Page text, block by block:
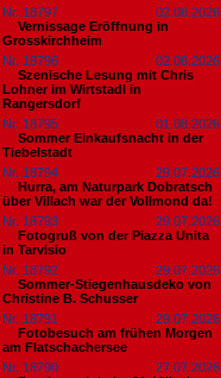
Nr. 18797
02.08.2026
Vernissage Eröffnung in
Grosskirchheim
Nr. 18796
02.08.2026
Szenische Lesung mit Chris
Lohner im Wirtstadl in
Rangersdorf
Nr. 18795
01.08.2026
Sommer Einkaufsnacht in der
Tiebelstadt
Nr. 18794
29.07.2026
Hurra, am Naturpark Dobratsch
über Villach war der Vollmond da!
Nr. 18793
29.07.2026
Fotogruß von der Piazza Unita
in Tarvisio
Nr. 18792
29.07.2026
Sommer-Stiegenhausdeko von
Christine B. Schusser
Nr. 18791
29.07.2026
Fotobesuch am frühen Morgen
am Flatschachersee
Nr. 18790
27.07.2026